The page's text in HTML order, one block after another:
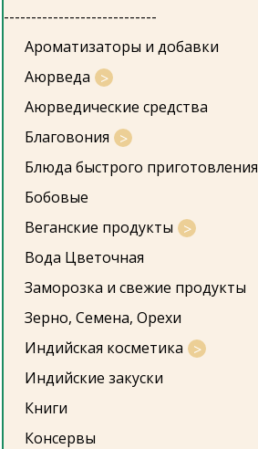
----------------------------
Ароматизаторы и добавки
Аюрведа
Аюрведические средства
Благовония
Блюда быстрого приготовления
Бобовые
Веганские продукты
Вода Цветочная
Заморозка и свежие продукты
Зерно, Семена, Орехи
Индийская косметика
Индийские закуски
Книги
Консервы